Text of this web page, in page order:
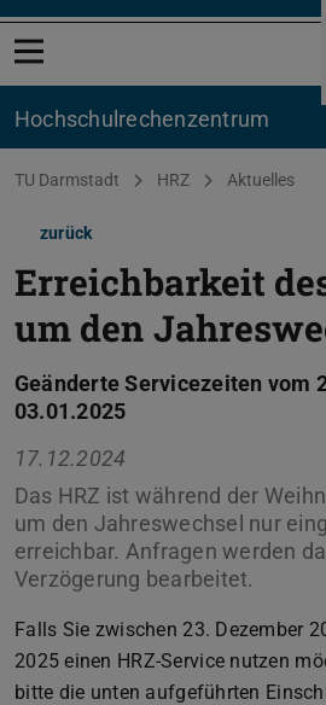
Menü öffnen
Hochschul­rechenzentrum
Sie befinden sich hier:
TU Darmstadt HRZ Aktuelles
zurück
Erreichbarkeit
um den
Geänderte Servicezeiten vom
03.01.2025
17.12.2024
Das HRZ ist während der
um den Jahreswechsel nur
erreichbar. Anfragen werden
Verzögerung bearbeitet.
Falls Sie zwischen 23. Dezember
2025 einen HRZ-Service nutzen
bitte die unten aufgeführten